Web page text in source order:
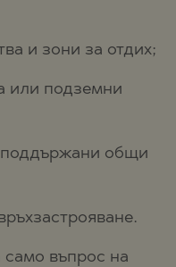
и зони за отдих;
или подземни
поддържани общи
само въпрос на